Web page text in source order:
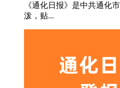
《通化日报》是中共通化
泼，贴...